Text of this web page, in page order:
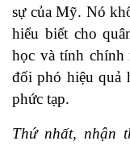
sự của Mỹ. Nó
hiểu biết cho
học và tính chính
đối phó hiệu quả
phức tạp.
Thứ nhất, nhận